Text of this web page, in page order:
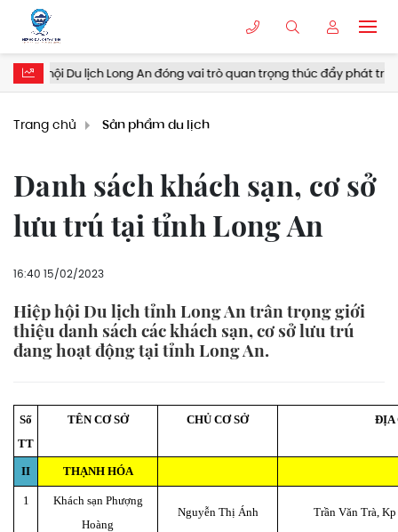
Du lịch Long An đóng vai trò quan trọng thúc đẩy phát triển du lịch
Trang chủ Sản phẩm du lịch
Danh sách khách sạn, cơ sở
lưu trú tại tỉnh Long An
16:40 15/02/2023
Hiệp hội Du lịch tỉnh Long An trân trọng giới
thiệu danh sách các khách sạn, cơ sở lưu trú
đang hoạt động tại tỉnh Long An.
Số
TT
TÊN CƠ SỞ CHỦ CƠ SỞ ĐỊA
II THẠNH HÓA
1
Khách sạn Phượng
Hoàng
Nguyễn Thị Ánh Trần Văn Trà,